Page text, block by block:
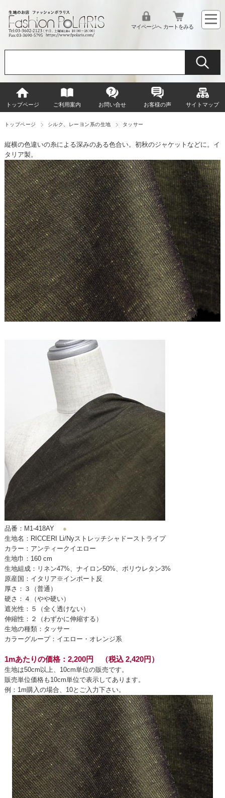
マイページへ カートをみる
トップページ ご利用案内 お問い合せ お客様の声 サイトマップ
トップページ シルク、レーヨン系の生地 タッサー
縦横の色違いの糸による深みのある色合い。初秋のジャケットなどに。イ
タリア製。
品番：M1-418AY●
生地名：RICCERI Li/Nyストレッチシャドーストライプ
カラー：アンティークイエロー
生地巾：160 cm
生地組成：リネン47%、ナイロン50%、ポリウレタン3%
原産国：イタリア※インポート反
厚さ：３（普通）
硬さ：４（やや硬い）
遮光性：５（全く透けない）
伸縮性：２（わずかに伸縮する）
生地の種類：タッサー
カラーグループ：イエロー・オレンジ系
1mあたりの価格：2,200円 （税込 2,420円）
生地は50cm以上、10cm単位の販売です。
販売単位価格も10cm単位で表示してあります。
例：1m購入の場合、10とご入力下さい。